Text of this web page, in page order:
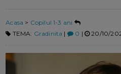
Acasa > Copilul 1-3 ani
TEMA: Gradinita | 0 | 20/10/